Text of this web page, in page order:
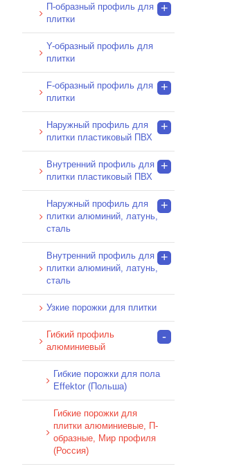
П-образный профиль для
плитки
+
Y-образный профиль для
плитки
F-образный профиль для
плитки
+
Наружный профиль для
плитки пластиковый ПВХ
+
Внутренний профиль для
плитки пластиковый ПВХ
+
Наружный профиль для
плитки алюминий, латунь,
сталь
+
Внутренний профиль для
плитки алюминий, латунь,
сталь
+
Узкие порожки для плитки
Гибкий профиль
алюминиевый
-
Гибкие порожки для пола
Effektor (Польша)
Гибкие порожки для
плитки алюминиевые, П-
образные, Мир профиля
(Россия)